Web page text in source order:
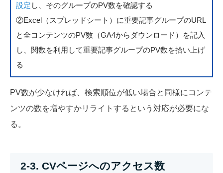
設定 し、そのグループのPV数を確認する
②Excel（スプレッドシート）に重要記事グループのURL
と全コンテンツのPV数（GA4からダウンロード）を記入
し、関数を利用して重要記事グループのPV数を拾い上げ
る
PV数が少なければ、検索順位が低い場合と同様にコンテ
ンツの数を増やすかリライトするという対応が必要にな
る。
2-3. CVページへのアクセス数